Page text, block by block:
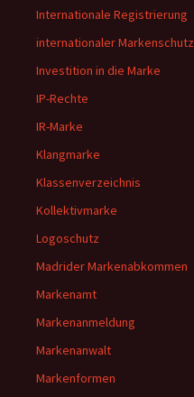
Internationale Registrierung
internationaler Markenschutz
Investition in die Marke
IP-Rechte
IR-Marke
Klangmarke
Klassenverzeichnis
Kollektivmarke
Logoschutz
Madrider Markenabkommen
Markenamt
Markenanmeldung
Markenanwalt
Markenformen